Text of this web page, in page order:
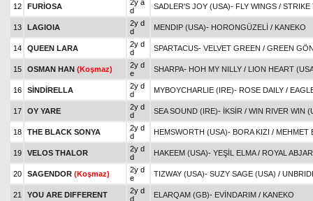
12 FURİOSA
2y a
d
SADLER'S JOY (USA)- FLY WINGS / STRIKE
13 LAGIOIA
2y d
d
MENDIP (USA)- HORONGÜZELİ / KANEKO
14 QUEEN LARA
2y d
d
SPARTACUS- VELVET GREEN / GREEN
15 OSMAN HAN (Koşmaz)
2y d
e
SHARPA- HOH MY NILLY / LION HEART
16 SİNDİRELLA
2y d
d
MYBOYCHARLIE (IRE)- ROSE DAILY /
17 OY YARE
2y d
d
SEA SOUND (IRE)- İKSİR / WIN RIVER WIN
18 THE BLACK SONYA
2y d
d
HEMSWORTH (USA)- BORA KIZI / MEHMET
19 VELOS THALOR
2y d
d
HAKEEM (USA)- YEŞİL ELMA/ ROYAL
20 SAGENDOR (Koşmaz)
2y d
e
TIZWAY (USA)- SUZY SAGE (USA) /
21 YOU ARE DIFFERENT
2y d
d
ELARQAM (GB)- EVİNDARIM / KANEKO